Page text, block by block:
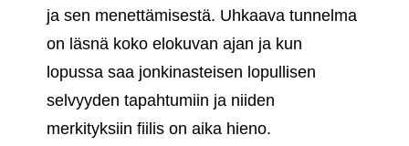
ja sen menettämisestä. Uhkaava tunnelma
on läsnä koko elokuvan ajan ja kun
lopussa saa jonkinasteisen lopullisen
selvyyden tapahtumiin ja niiden
merkityksiin fiilis on aika hieno.